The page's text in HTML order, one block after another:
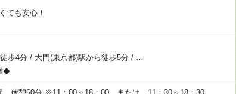
も安心！
歩4分/ 大門(東京都)駅から徒歩5分/
◆